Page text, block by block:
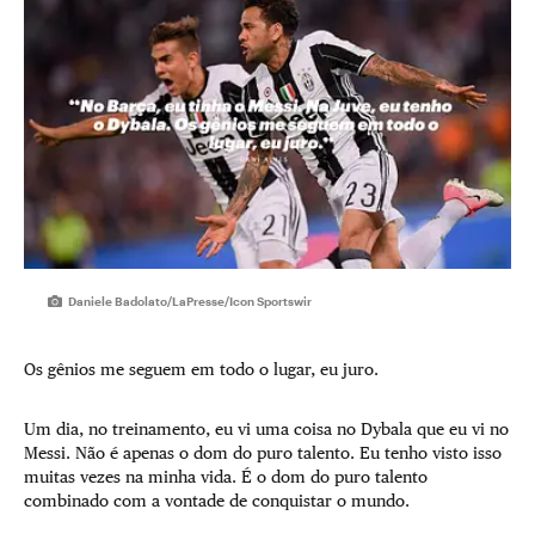
Daniele Badolato/LaPresse/Icon Sportswir
Os gênios me seguem em todo o lugar, eu juro.
Um dia, no treinamento, eu vi uma coisa no Dybala que eu vi no
Messi. Não é apenas o dom do puro talento. Eu tenho visto isso
muitas vezes na minha vida. É o dom do puro talento
combinado com a vontade de conquistar o mundo.